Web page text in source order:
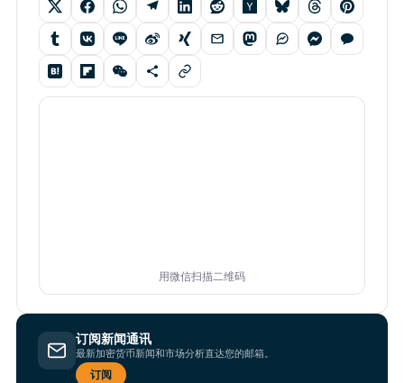
用微信扫描二维码
订阅新闻通讯
最新加密货币新闻和市场分析直达您的邮箱。
订阅